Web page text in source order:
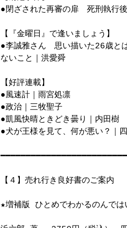
●閉ざされた再審の扉　死刑執行
【『金曜日』で逢いましょう】
●李誠雅さん　思い描いた26歳と
ないこと｜洪愛舜
【好評連載】
●風速計｜雨宮処凛
●政治｜三牧聖子
●凱風快晴ときどき曇り｜内田樹
●犬が王様を見て、何が悪い？｜
【４】売れ行き良好書のご案内
★増補版 ひとめでわかるのんでは